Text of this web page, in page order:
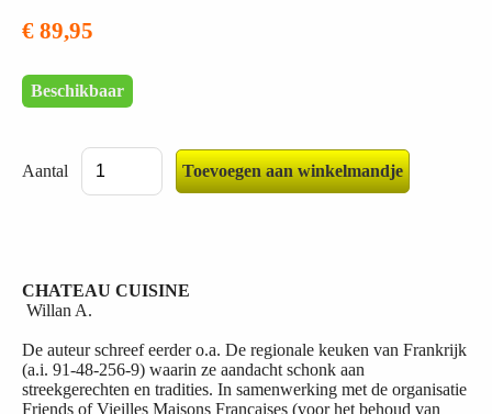
€ 89,95
Beschikbaar
Aantal
CHATEAU CUISINE
Willan A.
De auteur schreef eerder o.a. De regionale keuken van Frankrijk
(a.i. 91-48-256-9) waarin ze aandacht schonk aan
streekgerechten en tradities. In samenwerking met de organisatie
Friends of Vieilles Maisons Françaises (voor het behoud van